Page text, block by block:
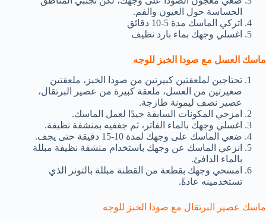
الحساسة حول العيون والفم.
اتركي الماسك مدة 5-10 دقائق
اغسلي وجهك بماء بارد نظيف
ماسك العسل مع صودا الخبز للوجه
تحتاجين لملعقتين كبيرتين من صودا الخبز، ملعقتين
صغيرتين من العسل، ملعقة كبيرة من عصير البرتقال،
عصير نصف ليمونة طازجة.
امزجي المكونات السابقة جيدًا لعمل الماسك.
اغسلي وجهك بالماء الفاتر، ثم جففيه بمنشفة نظيفة.
ضعي الماسك على وجهك لمدة 10-15 دقيقة حتى يجف.
انزعي الماسك عن وجهك باستخدام منشفة نظيفة مبللة
بالماء الدافئ.
امسحي وجهك بقطعة من القطنة مبللة بالتونر الذي
تستخدمينه عادةً.
ماسك عصير البرتقال مع صودا الخبز للوجه